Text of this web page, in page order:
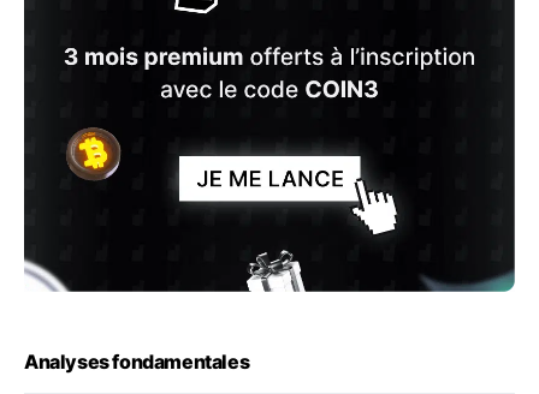
Analyses fondamentales